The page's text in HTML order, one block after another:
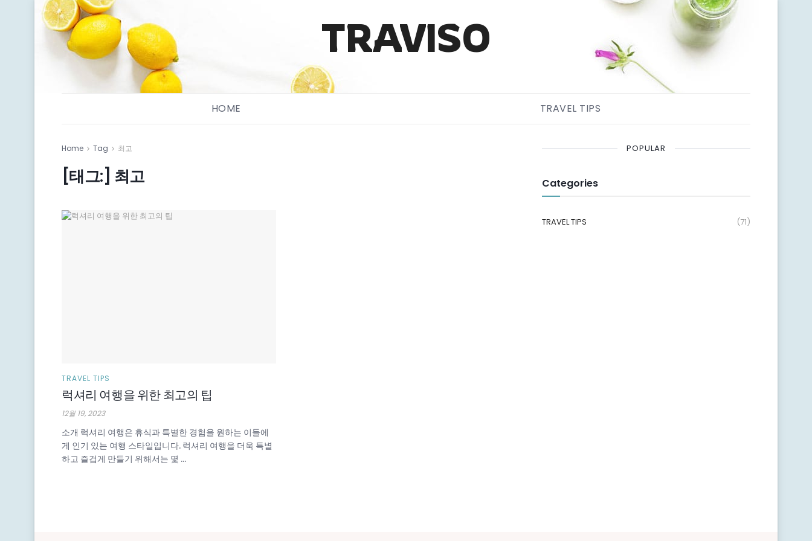
TRAVISO
HOME TRAVEL TIPS
Home Tag 최고
[태그:] 최고
TRAVEL TIPS
럭셔리 여행을 위한 최고의 팁
12월 19, 2023
소개 럭셔리 여행은 휴식과 특별한 경험을 원하는 이들에
게 인기 있는 여행 스타일입니다. 럭셔리 여행을 더욱 특별
하고 즐겁게 만들기 위해서는 몇 ...
POPULAR
Categories
TRAVEL TIPS (71)